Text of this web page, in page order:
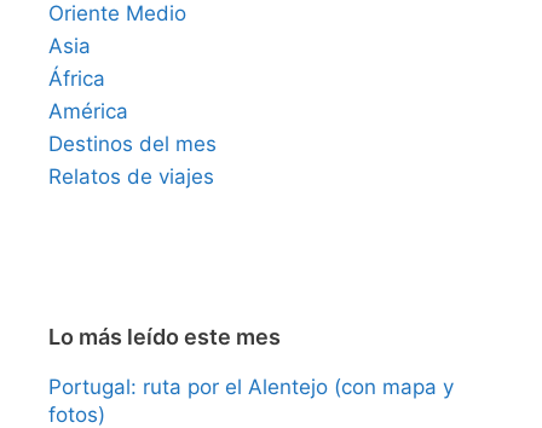
Oriente Medio
Asia
África
América
Destinos del mes
Relatos de viajes
Lo más leído este mes
Portugal: ruta por el Alentejo (con mapa y
fotos)